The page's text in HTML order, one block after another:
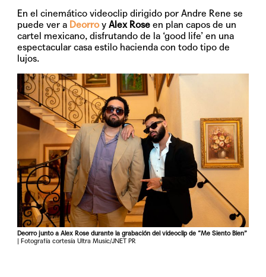
En el cinemático videoclip dirigido por Andre Rene se
puede ver a DeorroyAlex Rose en plan capos de un
cartel mexicano, disfrutando de la ‘good life’ en una
espectacular casa estilo hacienda con todo tipo de
lujos.
Deorro junto a Alex Rose durante la grabación del videoclip de “Me Siento Bien”
| Fotografía cortesía Ultra Music/JNET PR